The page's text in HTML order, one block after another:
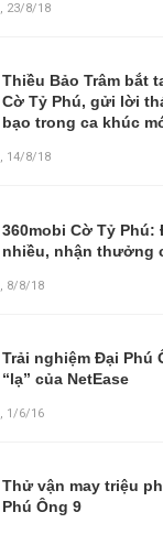
, 23/8/18
Thiều Bảo Trâm bắt
Cờ Tỷ Phú, gửi lời
bạo trong ca khúc
, 14/8/18
360mobi Cờ Tỷ Phú:
nhiều, nhận thưởng
, 8/8/18
Trải nghiệm Đại Phú
“lạ” của NetEase
, 1/6/16
Thử vận may triệu
Phú Ông 9